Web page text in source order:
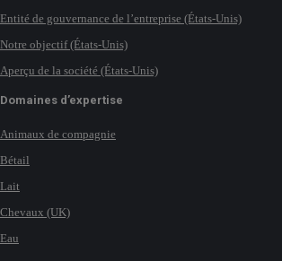
Entité de gouvernance de l’entreprise (États-Unis)
Notre objectif (États-Unis)
Aperçu de la société (États-Unis)
Domaines d’expertise
Animaux de compagnie
Bétail
Lait
Chevaux (UK)
Eau